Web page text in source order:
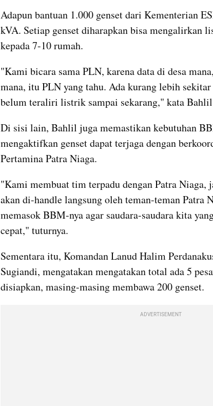
Adapun bantuan 1.000 genset dari Kementerian
kVA. Setiap genset diharapkan bisa mengalirkan
kepada 7-10 rumah.
"Kami bicara sama PLN, karena data di desa
mana, itu PLN yang tahu. Ada kurang lebih
belum teraliri listrik sampai sekarang," kata
Di sisi lain, Bahlil juga memastikan kebutuhan
mengaktifkan genset dapat terjaga dengan
Pertamina Patra Niaga.
"Kami membuat tim terpadu dengan Patra Niaga,
akan di-handle langsung oleh teman-teman Patra
memasok BBM-nya agar saudara-saudara kita
cepat," tuturnya.
Sementara itu, Komandan Lanud Halim
Sugiandi, mengatakan mengatakan total ada 5
disiapkan, masing-masing membawa 200 genset.
ADVERTISEMENT